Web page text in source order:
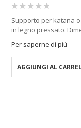
Supporto per katana
in legno pressato.
Per saperne di più
AGGIUNGI AL